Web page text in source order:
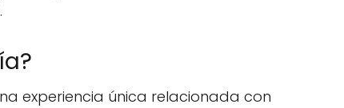
experiencia única relacionada con